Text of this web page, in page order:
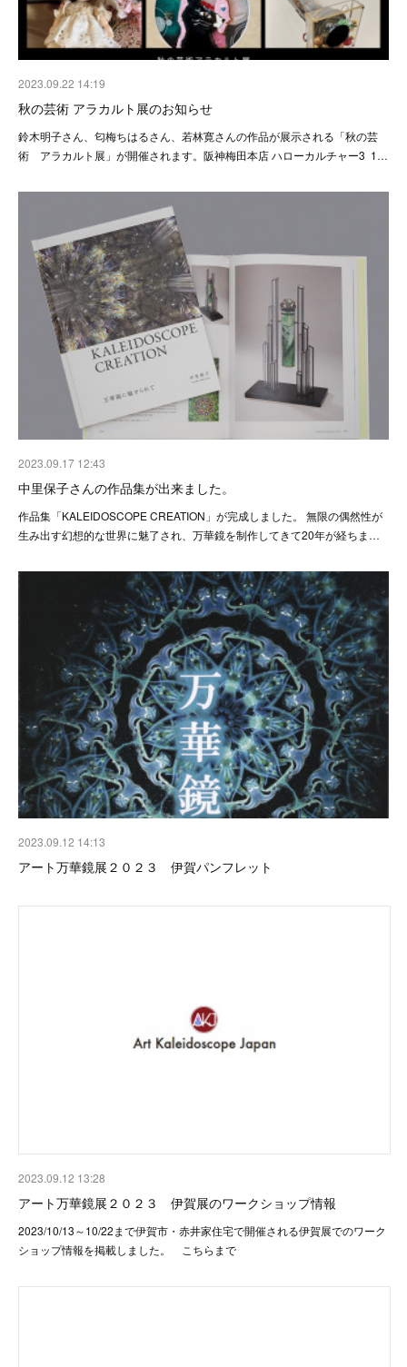
2023.09.22 14:19
秋の芸術 アラカルト展のお知らせ
鈴木明子さん、匂梅ちはるさん、若林寛さんの作品が展示される「秋の芸
術 アラカルト展」が開催されます。阪神梅田本店 ハローカルチャー3 1…
2023.09.17 12:43
中里保子さんの作品集が出来ました。
作品集「KALEIDOSCOPE CREATION」が完成しました。 無限の偶然性が
生み出す幻想的な世界に魅了され、万華鏡を制作してきて20年が経ちま…
2023.09.12 14:13
アート万華鏡展２０２３ 伊賀パンフレット
2023.09.12 13:28
アート万華鏡展２０２３ 伊賀展のワークショップ情報
2023/10/13～10/22まで伊賀市・赤井家住宅で開催される伊賀展でのワーク
ショップ情報を掲載しました。 こちらまで